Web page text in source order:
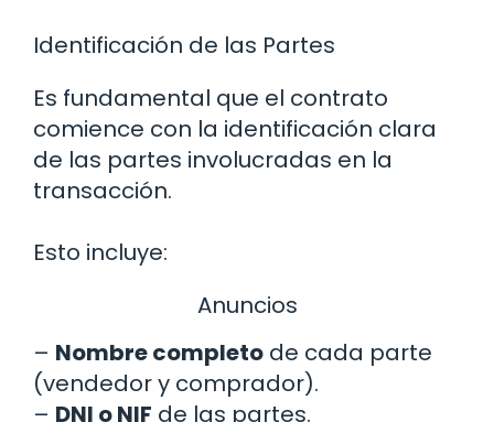
Identificación de las Partes
Es fundamental que el contrato
comience con la identificación clara
de las partes involucradas en la
transacción.
Esto incluye:
Anuncios
– Nombre completo de cada parte
(vendedor y comprador).
– DNI o NIF de las partes.